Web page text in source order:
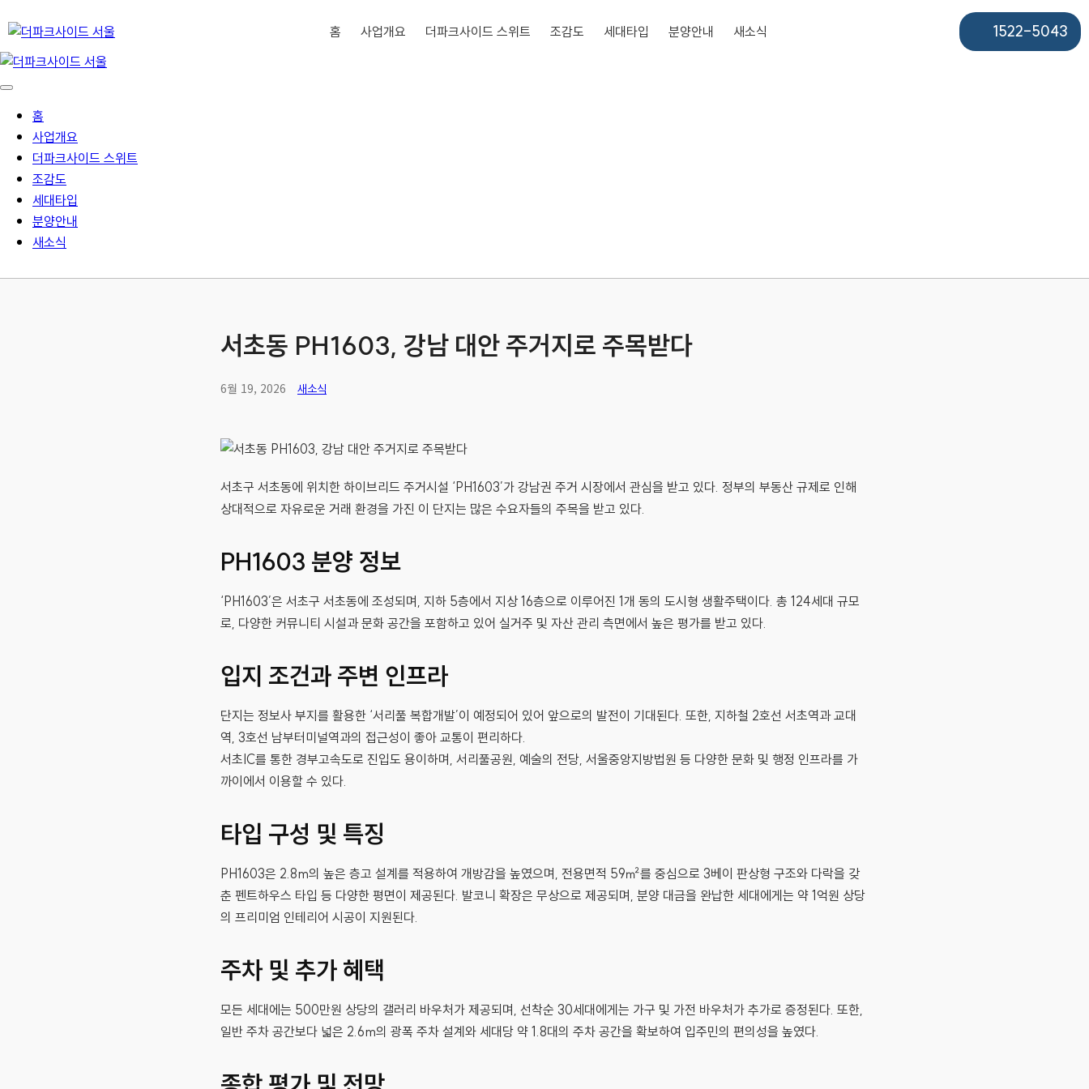
홈 사업개요 더파크사이드 스위트 조감도 세대타입 분양안내 새소식 1522-5043
홈
사업개요
더파크사이드 스위트
조감도
세대타입
분양안내
새소식
서초동 PH1603, 강남 대안 주거지로 주목받다
6월 19, 2026 새소식
서초구 서초동에 위치한 하이브리드 주거시설 ‘PH1603’가 강남권 주거 시장에서 관심을 받고 있다. 정부의 부동산 규제로 인해
상대적으로 자유로운 거래 환경을 가진 이 단지는 많은 수요자들의 주목을 받고 있다.
PH1603 분양 정보
‘PH1603’은 서초구 서초동에 조성되며, 지하 5층에서 지상 16층으로 이루어진 1개 동의 도시형 생활주택이다. 총 124세대 규모
로, 다양한 커뮤니티 시설과 문화 공간을 포함하고 있어 실거주 및 자산 관리 측면에서 높은 평가를 받고 있다.
입지 조건과 주변 인프라
단지는 정보사 부지를 활용한 ‘서리풀 복합개발’이 예정되어 있어 앞으로의 발전이 기대된다. 또한, 지하철 2호선 서초역과 교대
역, 3호선 남부터미널역과의 접근성이 좋아 교통이 편리하다.
서초IC를 통한 경부고속도로 진입도 용이하며, 서리풀공원, 예술의 전당, 서울중앙지방법원 등 다양한 문화 및 행정 인프라를 가
까이에서 이용할 수 있다.
타입 구성 및 특징
PH1603은 2.8m의 높은 층고 설계를 적용하여 개방감을 높였으며, 전용면적 59㎡를 중심으로 3베이 판상형 구조와 다락을 갖
춘 펜트하우스 타입 등 다양한 평면이 제공된다. 발코니 확장은 무상으로 제공되며, 분양 대금을 완납한 세대에게는 약 1억원 상당
의 프리미엄 인테리어 시공이 지원된다.
주차 및 추가 혜택
모든 세대에는 500만원 상당의 갤러리 바우처가 제공되며, 선착순 30세대에게는 가구 및 가전 바우처가 추가로 증정된다. 또한,
일반 주차 공간보다 넓은 2.6m의 광폭 주차 설계와 세대당 약 1.8대의 주차 공간을 확보하여 입주민의 편의성을 높였다.